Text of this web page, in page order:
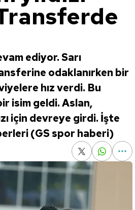
ediyor. Sarı
odaklanırken bir
hız verdi. Bu
isim geldi. Aslan,
için devreye girdi. İşte
(GS spor haberi)